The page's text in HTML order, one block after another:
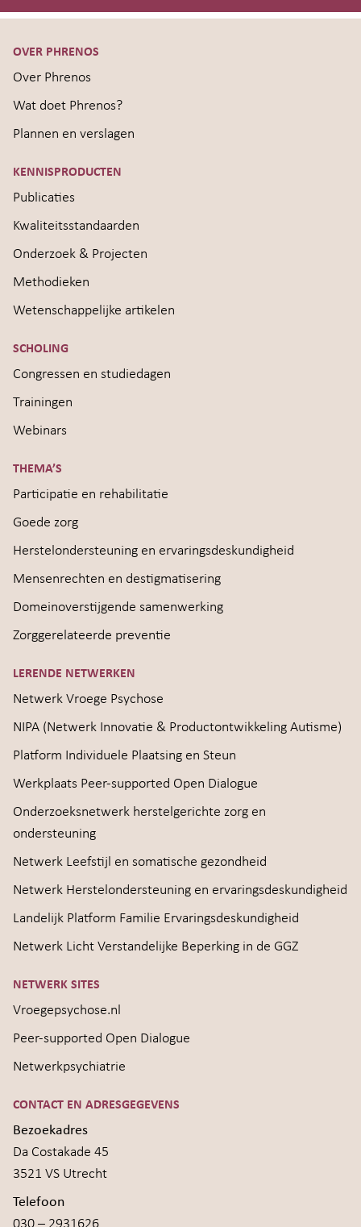
OVER PHRENOS
Over Phrenos
Wat doet Phrenos?
Plannen en verslagen
KENNISPRODUCTEN
Publicaties
Kwaliteitsstandaarden
Onderzoek & Projecten
Methodieken
Wetenschappelijke artikelen
SCHOLING
Congressen en studiedagen
Trainingen
Webinars
THEMA’S
Participatie en rehabilitatie
Goede zorg
Herstelondersteuning en ervaringsdeskundigheid
Mensenrechten en destigmatisering
Domeinoverstijgende samenwerking
Zorggerelateerde preventie
LERENDE NETWERKEN
Netwerk Vroege Psychose
NIPA (Netwerk Innovatie & Productontwikkeling Autisme)
Platform Individuele Plaatsing en Steun
Werkplaats Peer-supported Open Dialogue
Onderzoeksnetwerk herstelgerichte zorg en
ondersteuning
Netwerk Leefstijl en somatische gezondheid
Netwerk Herstelondersteuning en ervaringsdeskundigheid
Landelijk Platform Familie Ervaringsdeskundigheid
Netwerk Licht Verstandelijke Beperking in de GGZ
NETWERK SITES
Vroegepsychose.nl
Peer-supported Open Dialogue
Netwerkpsychiatrie
CONTACT EN ADRESGEGEVENS
Bezoekadres
Da Costakade 45
3521 VS Utrecht
Telefoon
030 – 2931626